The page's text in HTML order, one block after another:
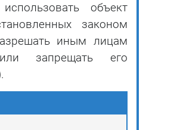
объект
законом
иным лицам
или запрещать его